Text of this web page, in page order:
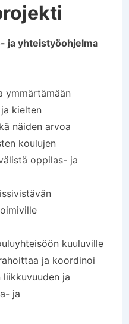
ja yhteistyöohjelma
ymmärtämään
kielten
näiden arvoa
koulujen
oppilas- ja
kuuluville
ja koordinoi
liikkuvuuden ja
ja